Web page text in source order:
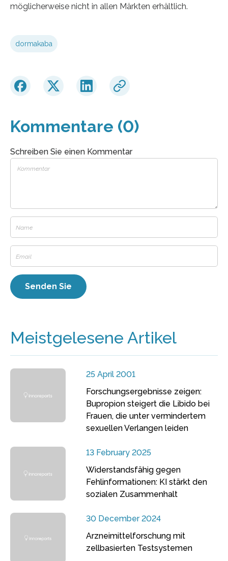
möglicherweise nicht in allen Märkten erhältlich.
dormakaba
Kommentare (0)
Schreiben Sie einen Kommentar
Meistgelesene Artikel
25 April 2001
Forschungsergebnisse zeigen:
Bupropion steigert die Libido bei
Frauen, die unter vermindertem
sexuellen Verlangen leiden
13 February 2025
Widerstandsfähig gegen
Fehlinformationen: KI stärkt den
sozialen Zusammenhalt
30 December 2024
Arzneimittelforschung mit
zellbasierten Testsystemen